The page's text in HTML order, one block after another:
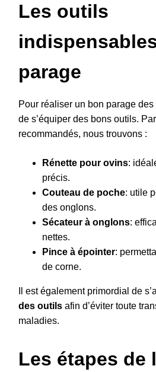
Les outils
parage
Pour réaliser un bon parage
de s’équiper des bons outils.
recommandés, nous trouvons :
Rénette pour ovins:
précis.
Couteau de poche: utile
des onglons.
Sécateur à onglons:
nettes.
Pince à épointer:
de corne.
Il est également primordial de
des outils afin d’éviter toute
maladies.
Les étapes de